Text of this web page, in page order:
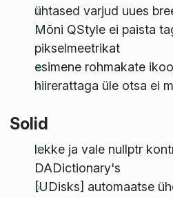
ühtased varjud uues
Mõni QStyle ei paista
pikselmeetrikat
esimene rohmakate
hiirerattaga üle otsa ei
Solid
lekke ja vale nullptr
DADictionary's
[UDisks] automaatse